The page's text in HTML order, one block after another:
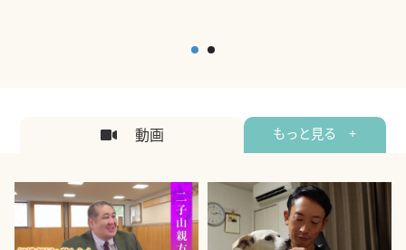
動画 もっと見る +